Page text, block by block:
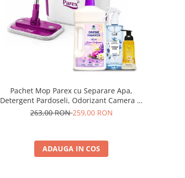
Pachet Mop Parex cu Separare Apa,
Detergent Pardoseli, Odorizant Camera si
Sapun Spuma
263,00 RON259,00 RON
ADAUGA IN COS